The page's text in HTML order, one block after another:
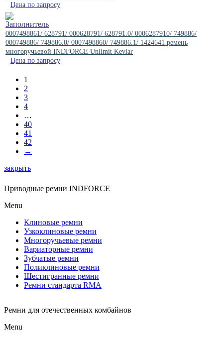
Цена по запросу
0007498861/ 628791/ 000628791/ 628791.0/ 0006287910/ 749886/
000749886/ 749886.0/ 0007498860/ 749886.1/ 1424641 ремень
многоручьевой INDFORCE Unlimit Kevlar
Цена по запросу
1
2
3
4
…
40
41
42
→
закрыть
Приводные ремни INDFORCE
Menu
Клиновые ремни
Узкоклиновые ремни
Многоручьевые ремни
Вариаторные ремни
Зубчатые ремни
Поликлиновые ремни
Шестигранные ремни
Ремни стандарта RMA
Ремни для отечественных комбайнов
Menu